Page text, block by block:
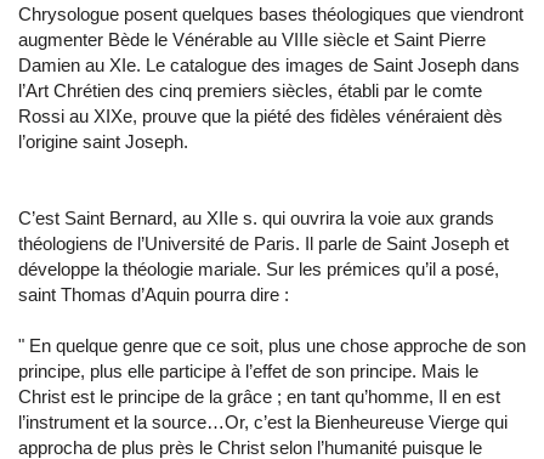
Chrysologue posent quelques bases théologiques que viendront
augmenter Bède le Vénérable au VIIIe siècle et Saint Pierre
Damien au XIe. Le catalogue des images de Saint Joseph dans
l’Art Chrétien des cinq premiers siècles, établi par le comte
Rossi au XIXe, prouve que la piété des fidèles vénéraient dès
l’origine saint Joseph.
C’est Saint Bernard, au XIIe s. qui ouvrira la voie aux grands
théologiens de l’Université de Paris. Il parle de Saint Joseph et
développe la théologie mariale. Sur les prémices qu’il a posé,
saint Thomas d’Aquin pourra dire :
" En quelque genre que ce soit, plus une chose approche de son
principe, plus elle participe à l’effet de son principe. Mais le
Christ est le principe de la grâce ; en tant qu’homme, Il en est
l’instrument et la source…Or, c’est la Bienheureuse Vierge qui
approcha de plus près le Christ selon l’humanité puisque le